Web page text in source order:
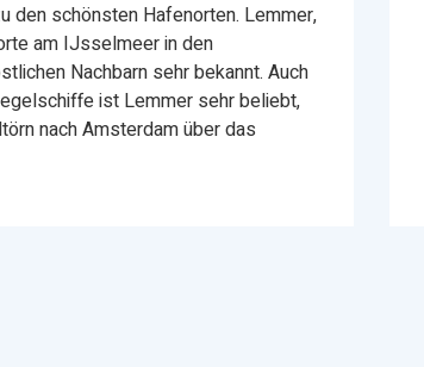
den schönsten Hafenorten. Lemmer,
am IJsselmeer in den
Nachbarn sehr bekannt. Auch
ist Lemmer sehr beliebt,
nach Amsterdam über das